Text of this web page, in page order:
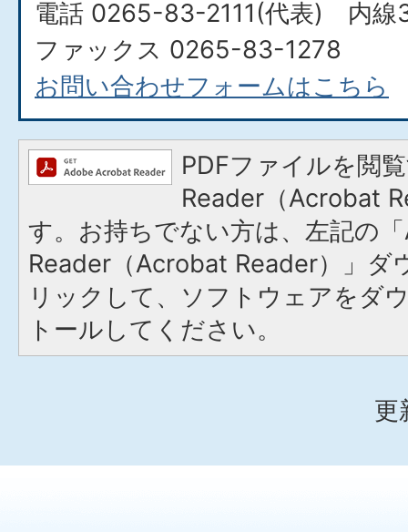
電話 0265-83-2111(代表) 内線
ファックス 0265-83-1278
お問い合わせフォームはこちら
PDFファイルを閲
Reader（Acrobat
す。お持ちでない方は、左記の
Reader（Acrobat Reader）」ダ
リックして、ソフトウェアをダ
トールしてください。
更